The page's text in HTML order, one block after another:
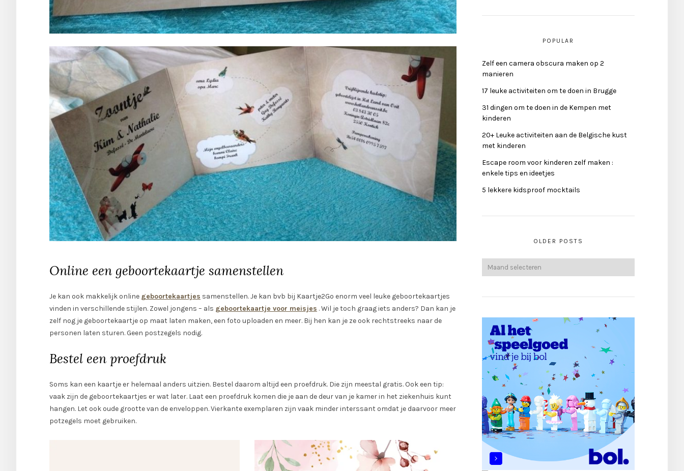
Online een geboortekaartje samenstellen
Je kan ook makkelijk online geboortekaartjes samenstellen. Je kan bvb bij Kaartje2Go enorm veel leuke geboortekaartjes
vinden in verschillende stijlen. Zowel jongens – als geboortekaartje voor meisjes . Wil je toch graag iets anders? Dan kan je
zelf nog je geboortekaartje op maat laten maken, een foto uploaden en meer. Bij hen kan je ze ook rechtstreeks naar de
personen laten sturen. Geen postzegels nodig.
Bestel een proefdruk
Soms kan een kaartje er helemaal anders uitzien. Bestel daarom altijd een proefdruk. Die zijn meestal gratis. Ook een tip:
vaak zijn de geboortekaartjes er wat later. Laat een proefdruk komen die je aan de deur van je kamer in het ziekenhuis kunt
hangen. Let ook oude grootte van de enveloppen. Vierkante exemplaren zijn vaak minder interssant omdat je daarvoor meer
potzegels moet gebruiken.
POPULAR
Zelf een camera obscura maken op 2
manieren
17 leuke activiteiten om te doen in Brugge
31 dingen om te doen in de Kempen met
kinderen
20+ Leuke activiteiten aan de Belgische kust
met kinderen
Escape room voor kinderen zelf maken :
enkele tips en ideetjes
5 lekkere kidsproof mocktails
OLDER POSTS